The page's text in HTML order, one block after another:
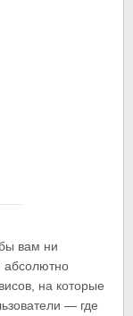
вам ни
абсолютно
на которые
— где